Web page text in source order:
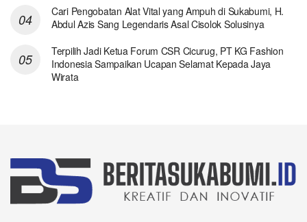
Cari Pengobatan Alat Vital yang Ampuh di Sukabumi, H.
Abdul Azis Sang Legendaris Asal Cisolok Solusinya
Terpilih Jadi Ketua Forum CSR Cicurug, PT KG Fashion
Indonesia Sampaikan Ucapan Selamat Kepada Jaya
Wirata